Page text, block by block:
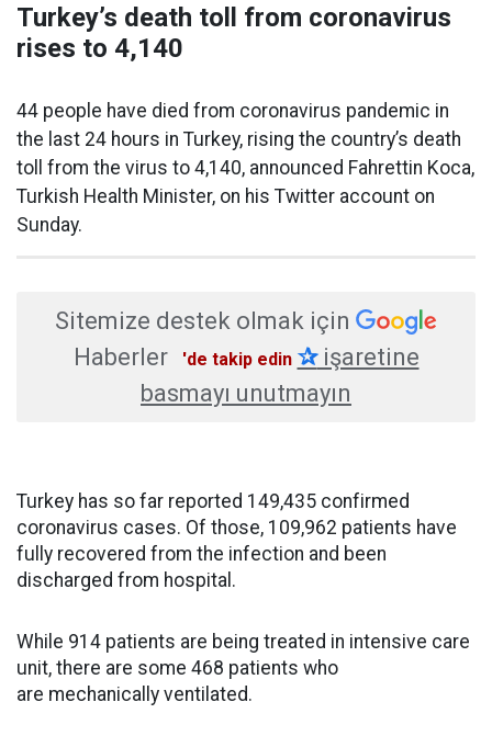
Turkey’s death toll from coronavirus
rises to 4,140
44 people have died from coronavirus pandemic in
the last 24 hours in Turkey, rising the country’s death
toll from the virus to 4,140, announced Fahrettin Koca,
Turkish Health Minister, on his Twitter account on
Sunday.
Sitemize destek olmak için
Haberler
'de takip edin ✰işaretine
basmayı unutmayın
Turkey has so far reported 149,435 confirmed
coronavirus cases. Of those, 109,962 patients have
fully recovered from the infection and been
discharged from hospital.
While 914 patients are being treated in intensive care
unit, there are some 468 patients who
are mechanically ventilated.